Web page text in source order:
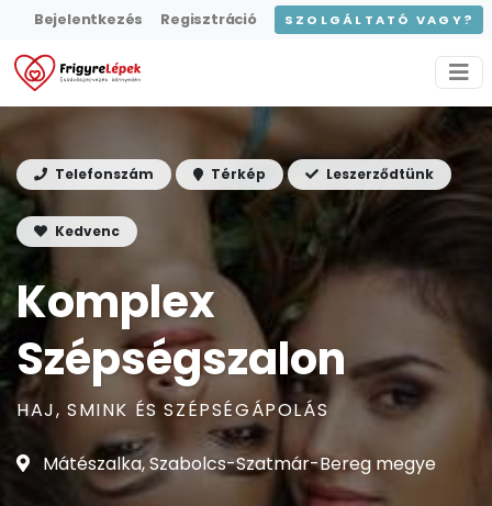
Bejelentkezés Regisztráció SZOLGÁLTATÓ VAGY?
Telefonszám Térkép Leszerződtünk
Kedvenc
Komplex
Szépségszalon
HAJ, SMINK ÉS SZÉPSÉGÁPOLÁS
Mátészalka, Szabolcs-Szatmár-Bereg megye